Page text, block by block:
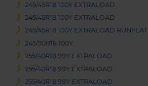
245/45R18 100Y EXTRALOAD
245/45R18 100Y EXTRALOAD
245/45R18 100Y EXTRALOAD RUNFLAT
245/50R18 100Y
255/40R18 99Y EXTRALOAD
255/40R18 99Y EXTRALOAD
255/40R18 99Y EXTRALOAD